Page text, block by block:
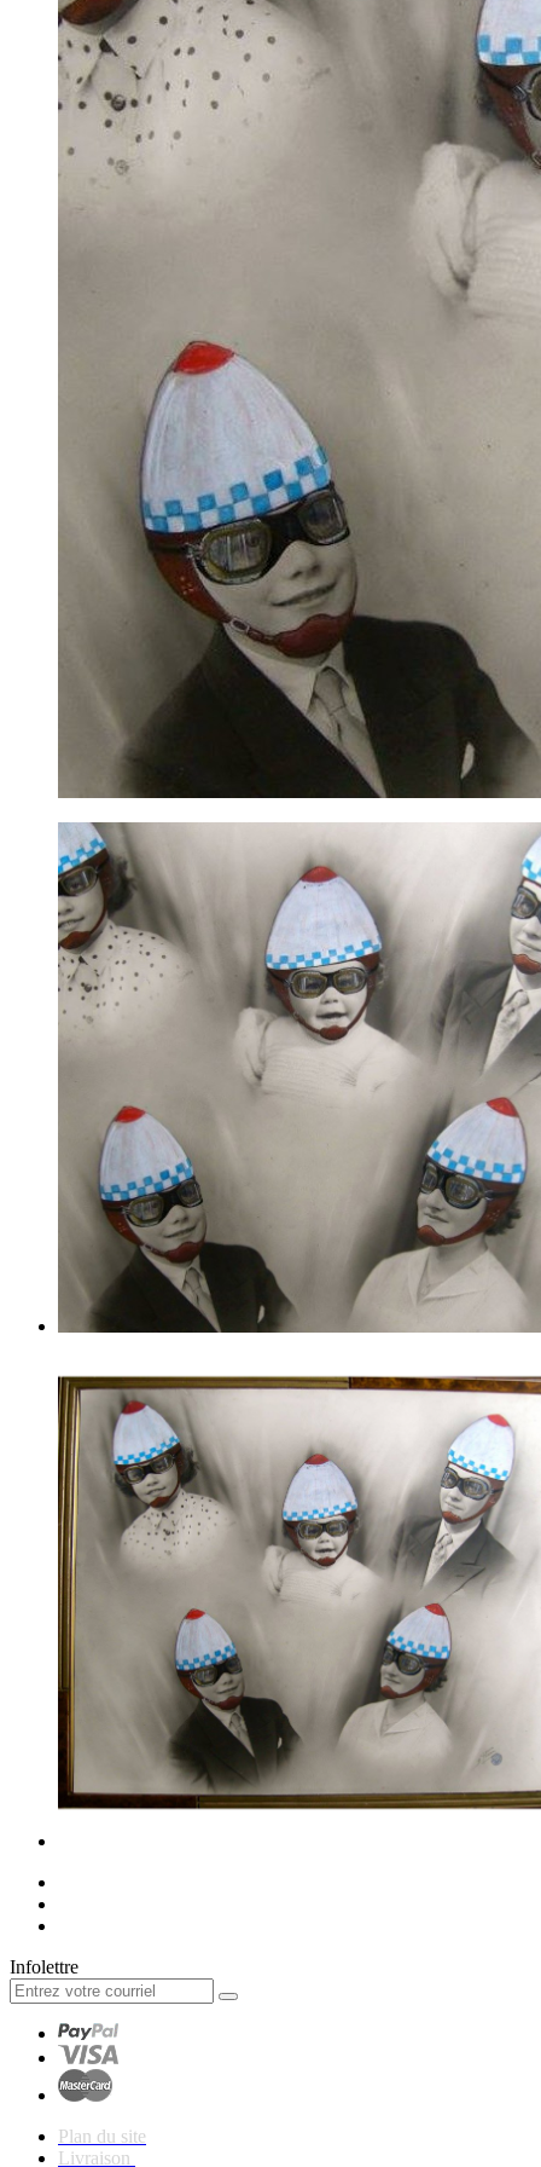
Infolettre
Plan du site
Livraison